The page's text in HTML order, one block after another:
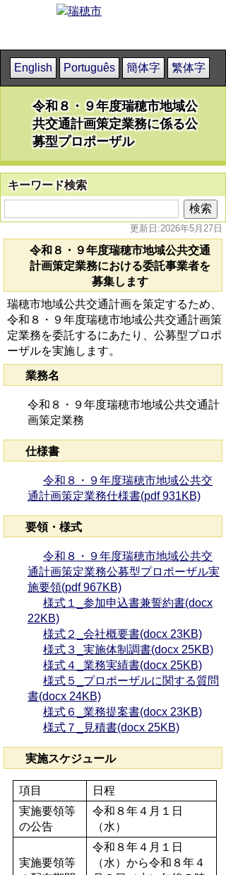
English Português 簡体字 繁体字
令和８・９年度瑞穂市地域公
共交通計画策定業務に係る公
募型プロポーザル
キーワード検索
更新日:2026年5月27日
令和８・９年度瑞穂市地域公共交通
計画策定業務における委託事業者を
募集します
瑞穂市地域公共交通計画を策定するため、
令和８・９年度瑞穂市地域公共交通計画策
定業務を委託するにあたり、公募型プロポ
ーザルを実施します。
業務名
令和８・９年度瑞穂市地域公共交通計
画策定業務
仕様書
令和８・９年度瑞穂市地域公共交
通計画策定業務仕様書(pdf 931KB)
要領・様式
令和８・９年度瑞穂市地域公共交
通計画策定業務公募型プロポーザル実
施要領(pdf 967KB)
様式１_参加申込書兼誓約書(docx
22KB)
様式２_会社概要書(docx 23KB)
様式３_実施体制調書(docx 25KB)
様式４_業務実績書(docx 25KB)
様式５_プロポーザルに関する質問
書(docx 24KB)
様式６_業務提案書(docx 23KB)
様式７_見積書(docx 25KB)
実施スケジュール
項目
日程
実施要領等
の公告
令和８年４月１日
（水）
実施要領等
令和８年４月１日
（水）から令和８年４